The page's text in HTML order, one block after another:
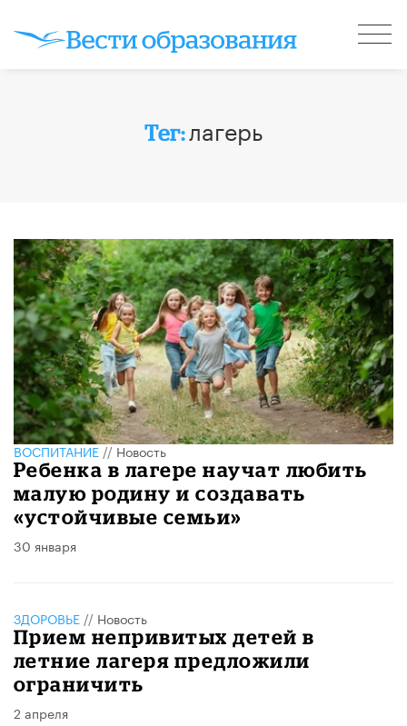
Тег:лагерь
ВОСПИТАНИЕ//Новость
Ребенка в лагере научат любить
малую родину и создавать
«устойчивые семьи»
30 января
ЗДОРОВЬЕ // Новость
Прием непривитых детей в
летние лагеря предложили
ограничить
2 апреля